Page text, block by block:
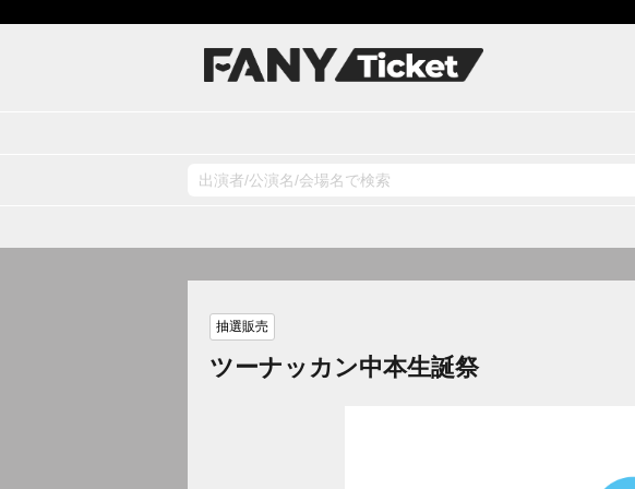
抽選販売
ツーナッカン中本生誕祭